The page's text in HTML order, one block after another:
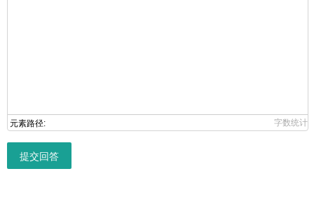
元素路径: 字数统计
提交回答